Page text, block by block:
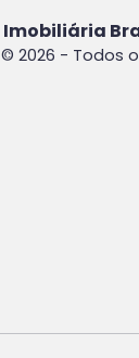
Imobiliária
© 2026 - Todos